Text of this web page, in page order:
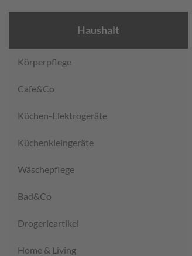
Haushalt
Körperpflege
Cafe&Co
Küchen-Elektrogeräte
Küchenkleingeräte
Wäschepflege
Bad&Co
Drogerieartikel
Home & Living